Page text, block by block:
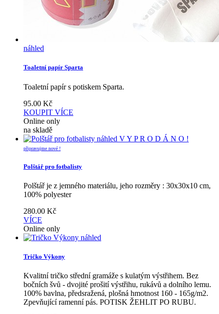
náhled
Toaletní papír Sparta
Toaletní papír s potiskem Sparta.
95.00 Kč
KOUPIT VÍCE
Online only
na skladě
náhled V Y P R O D Á N O !
připravujme nové !
Polštář pro fotbalisty
Polštář je z jemného materiálu, jeho rozměry : 30x30x10 cm,
100% polyester
280.00 Kč
VÍCE
Online only
náhled
Tričko Výkony
Kvalitní tričko střední gramáže s kulatým výstřihem. Bez
bočních švů - dvojité prošití výstřihu, rukávů a dolního lemu.
100% bavlna, předsražená, plošná hmotnost 160 - 165g/m2.
Zpevňující ramenní pás. POTISK ŽEHLIT PO RUBU.